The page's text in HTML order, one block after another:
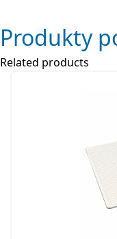
Produkty
Related products